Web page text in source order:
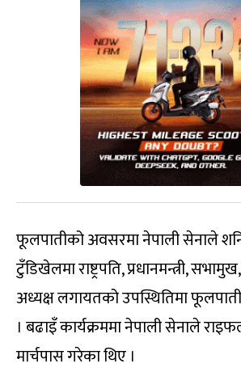
फूलपातीको अवसरमा नेपाली सेनाले
टुँडिखेलमा राष्ट्रपति, प्रधानमन्त्री, सभामुख,
अध्यक्ष लगायतको उपस्थितिमा
। बढाइँ कार्यक्रममा नेपाली सेनाले
मार्चपास गरेका थिए ।